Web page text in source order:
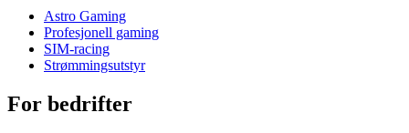
Astro Gaming
Profesjonell gaming
SIM-racing
Strømmingsutstyr
For bedrifter